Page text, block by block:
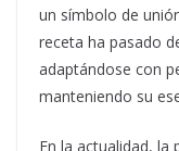
un símbolo de
receta ha pasado
adaptándose con
manteniendo su
En la actualidad, la